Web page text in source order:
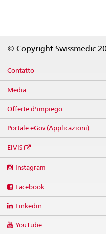
© Copyright Swissmedic
Contatto
Media
Offerte d'impiego
Portale eGov (Applicazioni)
ElViS
media
Instagram
Facebook
Linkedin
YouTube